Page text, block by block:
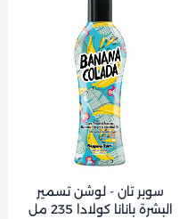
سوبر تان - لوشن تسمير
البشرة بانانا كولادا 235 مل